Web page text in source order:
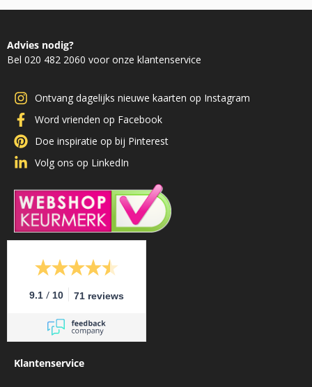
Advies nodig?
Bel 020 482 2060 voor onze klantenservice
Ontvang dagelijks nieuwe kaarten op Instagram
Word vrienden op Facebook
Doe inspiratie op bij Pinterest
Volg ons op LinkedIn
9.1 / 10 71 reviews
Klantenservice